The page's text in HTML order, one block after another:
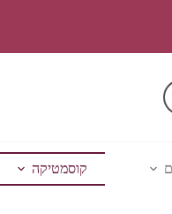
קוסמטיקה